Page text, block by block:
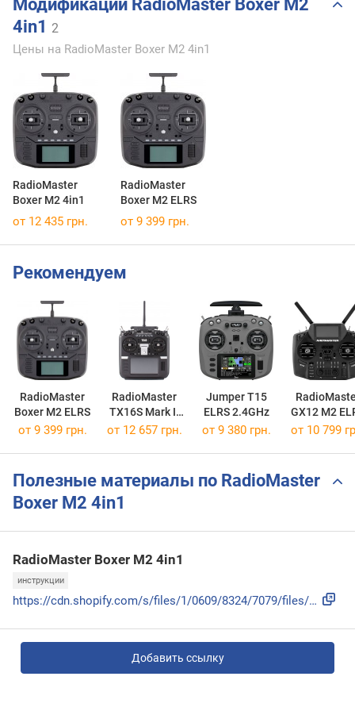
Модификации RadioMaster Boxer M2
4in1 2
Цены на RadioMaster Boxer M2 4in1
RadioMaster
Boxer M2 4in1
RadioMaster
Boxer M2 ELRS
от 12 435 грн. от 9 399 грн.
Рекомендуем
RadioMaster
Boxer M2 ELRS
RadioMaster
TX16S Mark II
M2 ELRS
Jumper T15
ELRS 2.4GHz
GX12 M2
от 9 399 грн. от 12 657 грн. от 9 380 грн. от 10 799
Полезные материалы по RadioMaster
Boxer M2 4in1
RadioMaster Boxer M2 4in1
инструкции
https://cdn.shopify.com/s/files/1/0609/8324/7079/files/Boxe...
Добавить ссылку